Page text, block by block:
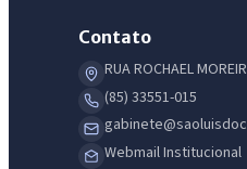
Contato
RUA ROCHAEL
(85) 33551-015
Webmail Institucional
IntGest AI